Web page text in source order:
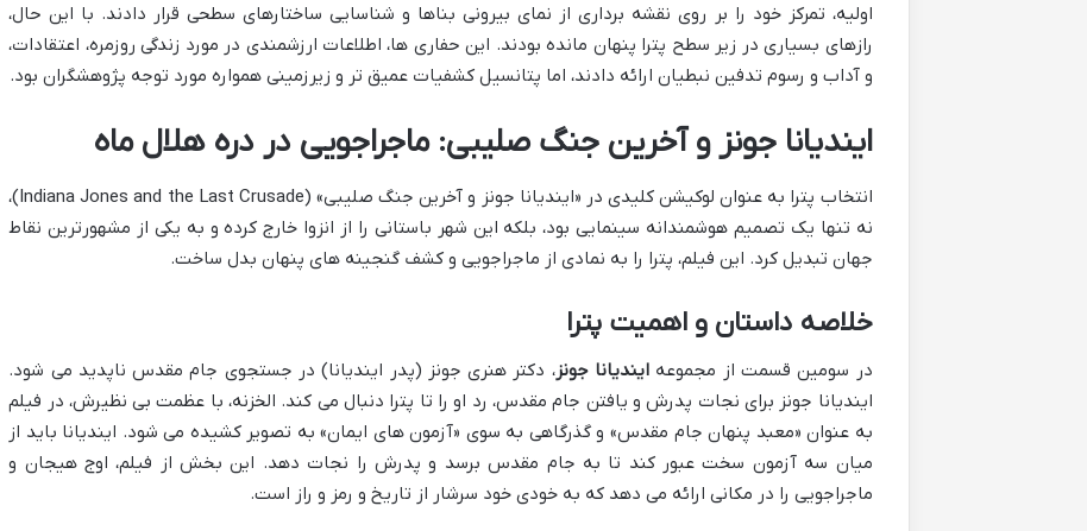
اولیه، تمرکز خود را بر روی نقشه برداری از نمای بیرونی بناها و شناسایی ساختارهای سطحی قرار دادند. با این حال،
رازهای بسیاری در زیر سطح پترا پنهان مانده بودند. این حفاری ها، اطلاعات ارزشمندی در مورد زندگی روزمره، اعتقادات،
و آداب و رسوم تدفین نبطیان ارائه دادند، اما پتانسیل کشفیات عمیق تر و زیرزمینی همواره مورد توجه پژوهشگران بود.
ایندیانا جونز و آخرین جنگ صلیبی: ماجراجویی در دره هلال ماه
انتخاب پترا به عنوان لوکیشن کلیدی در «ایندیانا جونز و آخرین جنگ صلیبی» (Indiana Jones and the Last Crusade)،
نه تنها یک تصمیم هوشمندانه سینمایی بود، بلکه این شهر باستانی را از انزوا خارج کرده و به یکی از مشهورترین نقاط
جهان تبدیل کرد. این فیلم، پترا را به نمادی از ماجراجویی و کشف گنجینه های پنهان بدل ساخت.
خلاصه داستان و اهمیت پترا
در سومین قسمت از مجموعه ایندیانا جونز، دکتر هنری جونز (پدر ایندیانا) در جستجوی جام مقدس ناپدید می شود.
ایندیانا جونز برای نجات پدرش و یافتن جام مقدس، رد او را تا پترا دنبال می کند. الخزنه، با عظمت بی نظیرش، در فیلم
به عنوان «معبد پنهان جام مقدس» و گذرگاهی به سوی «آزمون های ایمان» به تصویر کشیده می شود. ایندیانا باید از
میان سه آزمون سخت عبور کند تا به جام مقدس برسد و پدرش را نجات دهد. این بخش از فیلم، اوج هیجان و
ماجراجویی را در مکانی ارائه می دهد که به خودی خود سرشار از تاریخ و رمز و راز است.